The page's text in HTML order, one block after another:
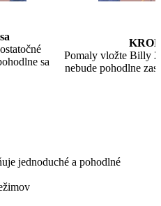
sa
Pomaly vložte Billy
nebude pohodlne
jednoduché a pohodlné